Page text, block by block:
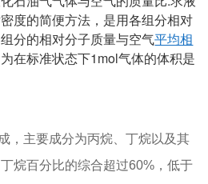
度的简便方法，是用各组分相对
分的相对分子质量与空气平均相
在标准状态下1mol气体的体积是
主要成分为丙烷、丁烷以及其
烷百分比的综合超过60%，低于